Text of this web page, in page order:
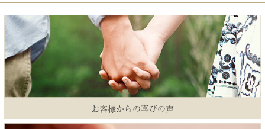
お客様からの喜びの声